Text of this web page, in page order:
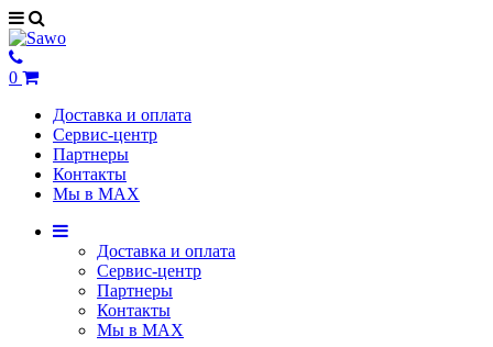
0
Доставка и оплата
Сервис-центр
Партнеры
Контакты
Мы в MAX
Доставка и оплата
Сервис-центр
Партнеры
Контакты
Мы в MAX